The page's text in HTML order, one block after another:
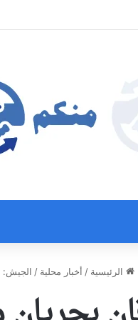
الرئيسية / أخبار محلية / الجيش: